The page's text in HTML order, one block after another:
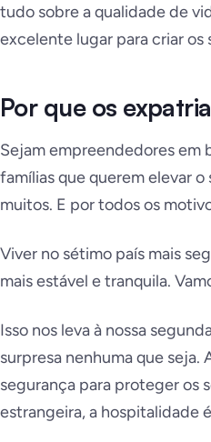
tudo sobre a qualidade de
excelente lugar para criar os
Por que os
Sejam empreendedores em
famílias que querem elevar
muitos. E por todos os
Viver no sétimo país mais
mais estável e tranquila.
Isso nos leva à nossa
surpresa nenhuma que
segurança para proteger os
estrangeira, a hospitalidade